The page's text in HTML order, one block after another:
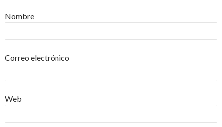
Nombre
Correo electrónico
Web